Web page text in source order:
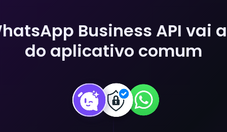
Business API vai
do aplicativo comum